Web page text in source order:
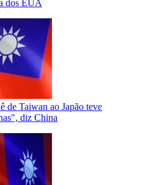
dos EUA
de Taiwan ao Japão teve
diz China